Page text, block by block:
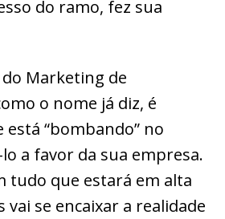
do ramo, fez sua
Marketing de
o nome já diz, é
“bombando” no
a favor da sua empresa.
tudo que estará em alta
vai se encaixar a realidade